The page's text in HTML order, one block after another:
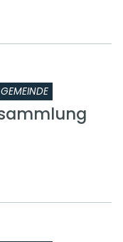
GEMEINDE